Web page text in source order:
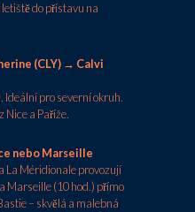
do přístavu na
(CLY) → Calvi
Ideální pro severní okruh.
Nice a Paříže.
nebo Marseille
La Méridionale provozují
Marseille (10 hod.) přímo
– skvělá a malebná